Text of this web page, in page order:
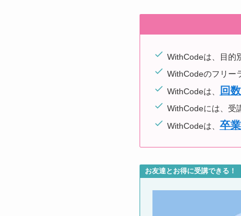
WithCodeは、目的
WithCodeのフリー
WithCodeは、
回
WithCodeには、受
WithCodeは、 卒
お友達とお得に受講できる！